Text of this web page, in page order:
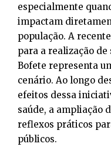
especialmente
impactam
população. A
para a realização
Bofete representa
cenário. Ao longo
efeitos dessa
saúde, a ampliação
reflexos práticos
públicos.